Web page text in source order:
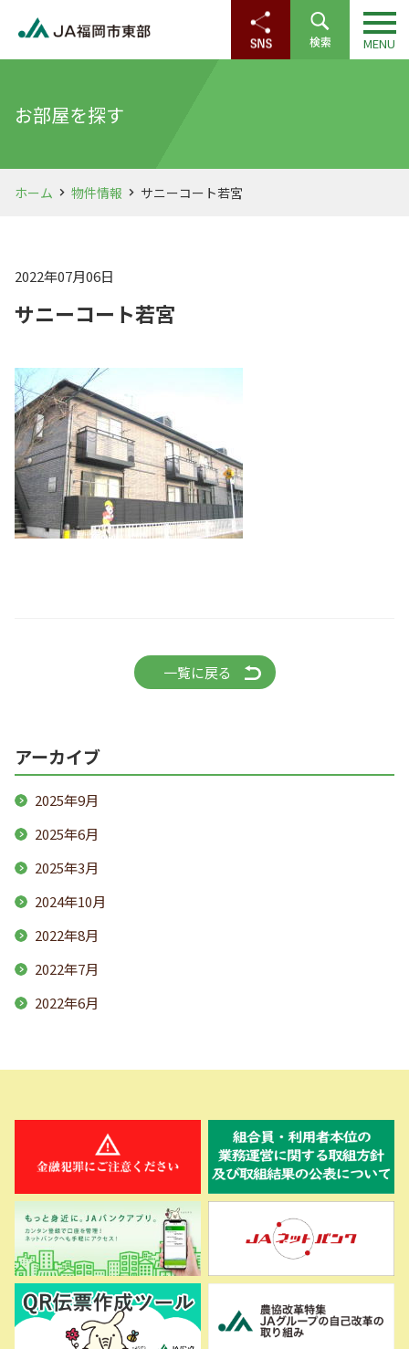
お部屋を探す
ホーム 物件情報 サニーコート若宮
2022年07月06日
サニーコート若宮
一覧に戻る
アーカイブ
2025年9月
2025年6月
2025年3月
2024年10月
2022年8月
2022年7月
2022年6月